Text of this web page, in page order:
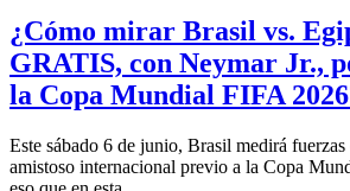
¿Cómo mirar Brasil vs.
GRATIS, con Neymar Jr.,
la Copa Mundial FIFA
Este sábado 6 de junio, Brasil medirá
amistoso internacional previo a la Copa